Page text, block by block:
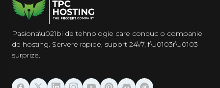
Pasiona\u021bi de tehnologie care conduc o companie
de hosting. Servere rapide, suport 24\/7, f\u0103r\u0103
surprize.